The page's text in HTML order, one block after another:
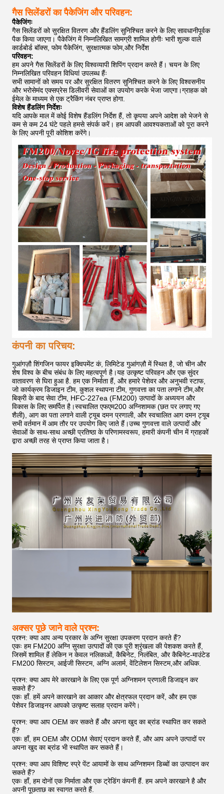
गैस सिलेंडरों का पैकेजिंग और परिवहन:
पैकेजिंगः
गैस सिलेंडरों को सुरक्षित वितरण और हैंडलिंग सुनिश्चित करने के लिए सावधानीपूर्वक
पैक किया जाएगा। पैकेजिंग में निम्नलिखित सामग्री शामिल होगीः भारी शुल्क वाले
कार्डबोर्ड बॉक्स, फोम पैकेजिंग, सुरक्षात्मक फोम,और निर्देश
परिवहन:
हम अपने गैस सिलेंडरों के लिए विश्वव्यापी शिपिंग प्रदान करते हैं। चयन के लिए
निम्नलिखित परिवहन विधियां उपलब्ध हैंः
सभी सामानों को समय पर और सुरक्षित वितरण सुनिश्चित करने के लिए विश्वसनीय
और भरोसेमंद एक्सप्रेस डिलीवरी सेवाओं का उपयोग करके भेजा जाएगा।ग्राहक को
ईमेल के माध्यम से एक ट्रैकिंग नंबर प्राप्त होगा.
विशेष हैंडलिंग निर्देशः
यदि आपके माल में कोई विशेष हैंडलिंग निर्देश हैं, तो कृपया अपने आदेश को भेजने से
कम से कम 24 घंटे पहले हमसे संपर्क करें। हम आपकी आवश्यकताओं को पूरा करने
के लिए अपनी पूरी कोशिश करेंगे।
कंपनी का परिचय:
गुआंगज़ौ शिंगजिन फायर इक्विपमेंट कं, लिमिटेड गुआंगज़ौ में स्थित है, जो चीन और
शेष विश्व के बीच संबंध के लिए महत्वपूर्ण है।यह उत्कृष्ट परिवहन और एक सुंदर
वातावरण से घिरा हुआ है. हम एक निर्माता हैं, और हमारे पेशेवर और अनुभवी स्टाफ,
जो कार्यक्रम डिजाइन टीम, कुशल स्थापना टीम, गुणवत्ता का पता लगाने टीम,और
बिक्री के बाद सेवा टीम, HFC-227ea (FM200) उत्पादों के अध्ययन और
विकास के लिए समर्पित है।स्वचालित एफएम200 अग्निशामक (छत पर लगाए गए
शैली), आग का पता लगाने वाली ट्यूब दमन प्रणाली, और स्वचालित आग दमन ट्यूब
सभी वर्तमान में आम तौर पर उपयोग किए जाते हैं।उच्च गुणवत्ता वाले उत्पादों और
सेवाओं के साथ-साथ अच्छी प्रतिष्ठा के परिणामस्वरूप, हमारी कंपनी चीन में ग्राहकों
द्वारा अच्छी तरह से प्राप्त किया जाता है।
अक्सर पूछे जाने वाले प्रश्न:
प्रश्न: क्या आप अन्य प्रकार के अग्नि सुरक्षा उपकरण प्रदान करते हैं?
एकः हम FM200 अग्नि सुरक्षा उत्पादों की एक पूरी श्रृंखला की पेशकश करते हैं,
जिसमें शामिल हैं लेकिन न केवल नलिकाओं, कैबिनेट, निलंबित, और कैबिनेट-माउंटेड
FM200 सिस्टम, आईजी सिस्टम, अग्नि अलार्म, वेंटिलेशन सिस्टम,और अधिक.
प्रश्न: क्या आप मेरे कारखाने के लिए एक पूर्ण अग्निशमन प्रणाली डिजाइन कर
सकते हैं?
एकः हाँ. हमें अपने कारखाने का आकार और क्षेत्रफल प्रदान करें, और हम एक
पेशेवर डिजाइनर आपको उत्कृष्ट सलाह प्रदान करेंगे।
प्रश्न: क्या आप OEM कर सकते हैं और अपना खुद का ब्रांड स्थापित कर सकते
हैं?
एकः हाँ, हम OEM और ODM सेवाएं प्रदान करते हैं, और आप अपने उत्पादों पर
अपना खुद का ब्रांड भी स्थापित कर सकते हैं।
प्रश्न: क्या आप विशिष्ट स्प्रे पेंट आयामों के साथ अग्निशमन डिब्बों का उत्पादन कर
सकते हैं?
एकः हाँ, हम दोनों एक निर्माता और एक ट्रेडिंग कंपनी हैं. हम अपने कारखाने है और
अपनी पूछताछ का स्वागत करते हैं.